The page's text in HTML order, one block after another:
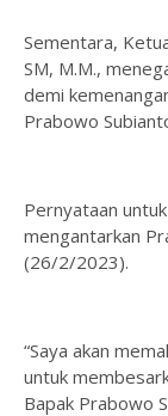
Sementara,
SM, M.M.,
demi
Prabowo
Pernyataan
mengantarkan
(26/2/2023).
“Saya akan
untuk
Bapak Prabowo